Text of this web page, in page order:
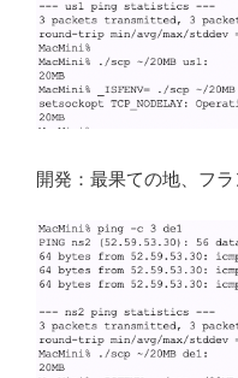
開発：最果ての地、フ